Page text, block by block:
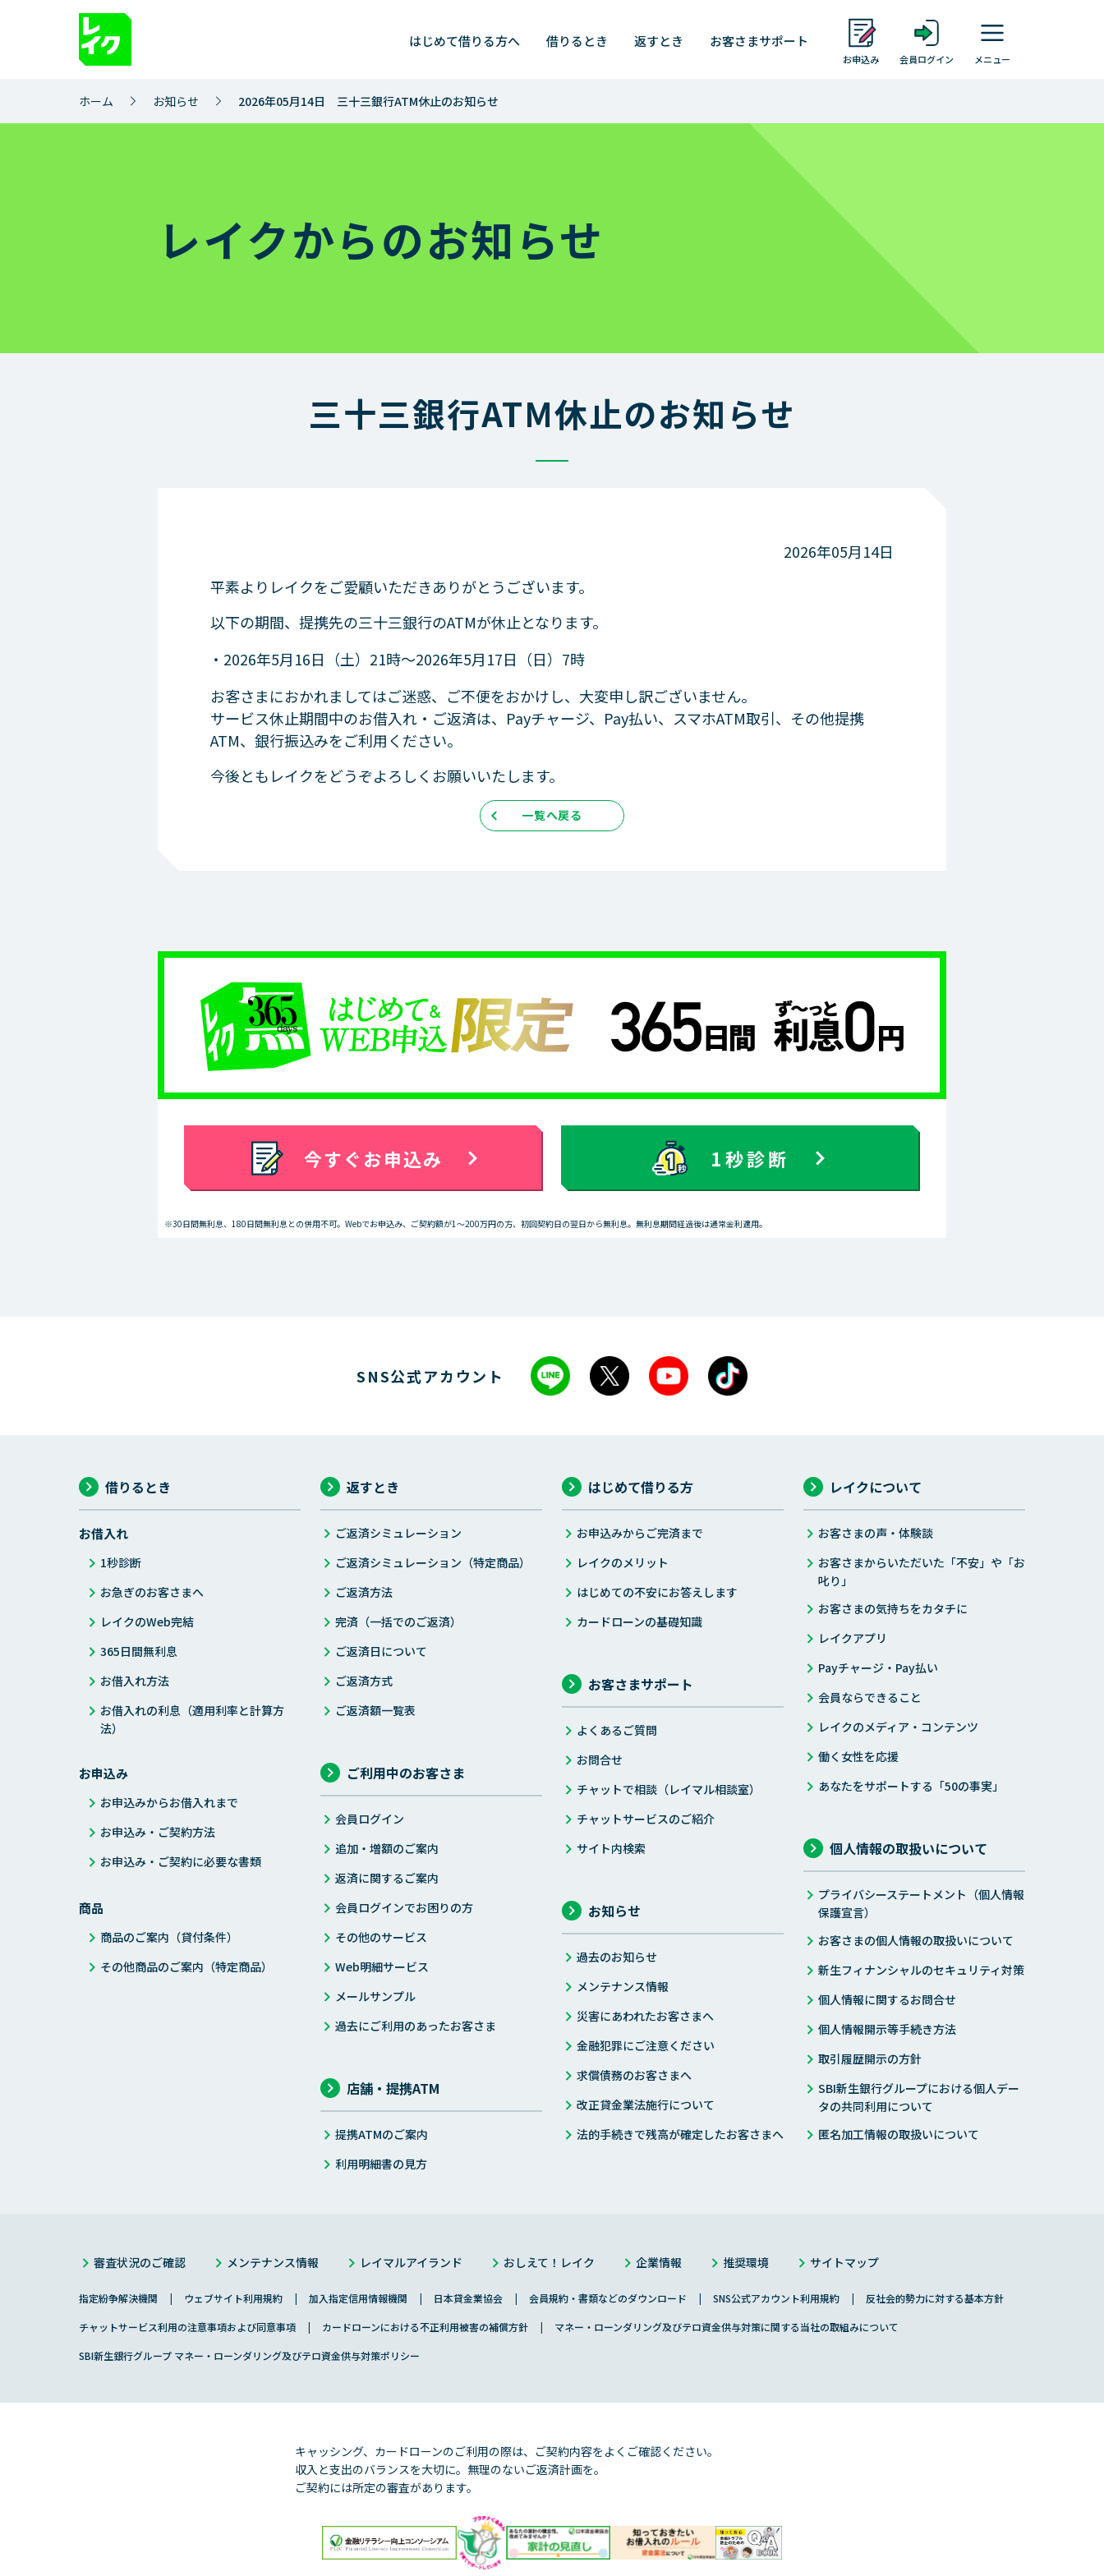
はじめて借りる方へ 借りるとき 返すとき お客さまサポート
お申込み 会員ログイン メニュー
サイト内を検索 検索
借りるとき
お急ぎのお客さまへ
レイクのWeb完結
お借入れの利息（適用利率と計算方
商品のご案内（貸付条件）
返すとき
ご返済方法
完済（一括でのご返済）
ご返済額一覧表
ご利用中のお客さま
その他のサービス
過去にご利用のあったお客さま
店舗・提携ATM
提携ATMのご案内
はじめて借りる方
はじめての不安にお答えします
カードローンの基礎知識
お問合せ
チャットで相談（レイマル相談室）
過去のお知らせ
メンテナンス情報
災害にあわれたお客さまへ
金融犯罪にご注意ください
求償債務のお客さまへ
レイクについて
お客さまからいただいた「不安」や「お
叱り」
お客さまの気持ちをカタチに
Payチャージ・Pay払い
保護宣言）
SBI新生銀行グループにおける個人デー
今すぐ お申込み 1秒診断 お申込み中のお客さま：
ホーム お知らせ 2026年05月14日 三十三銀行ATM休止のお知らせ
レイクからのお知らせ
三十三銀行ATM休止のお知らせ
2026年05月14日
平素よりレイクをご愛顧いただきありがとうございます。
以下の期間、提携先の三十三銀行のATMが休止となります。
2026年5月16日（土）21時～2026年5月17日（日）7時
お客さまにおかれましてはご迷惑、ご不便をおかけし、大変申し訳ございません。
サービス休止期間中のお借入れ・ご返済は、Payチャージ、Pay払い、スマホATM取引、その他提携
ATM、銀行振込みをご利用ください。
今後ともレイクをどうぞよろしくお願いいたします。
一覧へ戻る
今すぐお申込み 1秒診断
※30日間無利息、180日間無利息との併用不可。Webでお申込み、ご契約額が1～200万円の方、初回契約日の翌日から無利息。無利息期間経過後は通常金利適用。
SNS公式アカウント
借りるとき
お借入れ
1秒診断
お急ぎのお客さまへ
レイクのWeb完結
365日間無利息
お借入れ方法
お借入れの利息（適用利率と計算方
法）
お申込み
お申込みからお借入れまで
お申込み・ご契約方法
お申込み・ご契約に必要な書類
商品
商品のご案内（貸付条件）
その他商品のご案内（特定商品）
返すとき
ご返済シミュレーション
ご返済シミュレーション（特定商品）
ご返済方法
完済（一括でのご返済）
ご返済日について
ご返済方式
ご返済額一覧表
ご利用中のお客さま
会員ログイン
追加・増額のご案内
返済に関するご案内
会員ログインでお困りの方
その他のサービス
Web明細サービス
メールサンプル
過去にご利用のあったお客さま
店舗・提携ATM
提携ATMのご案内
利用明細書の見方
はじめて借りる方
お申込みからご完済まで
レイクのメリット
はじめての不安にお答えします
カードローンの基礎知識
お客さまサポート
よくあるご質問
お問合せ
チャットで相談（レイマル相談室）
チャットサービスのご紹介
サイト内検索
お知らせ
過去のお知らせ
メンテナンス情報
災害にあわれたお客さまへ
金融犯罪にご注意ください
求償債務のお客さまへ
改正貸金業法施行について
法的手続きで残高が確定したお客さまへ
レイクについて
お客さまの声・体験談
お客さまからいただいた「不安」や「お
叱り」
お客さまの気持ちをカタチに
レイクアプリ
Payチャージ・Pay払い
会員ならできること
レイクのメディア・コンテンツ
働く女性を応援
あなたをサポートする「50の事実」
個人情報の取扱いについて
プライバシーステートメント（個人情報
保護宣言）
お客さまの個人情報の取扱いについて
新生フィナンシャルのセキュリティ対策
個人情報に関するお問合せ
個人情報開示等手続き方法
取引履歴開示の方針
SBI新生銀行グループにおける個人デー
タの共同利用について
匿名加工情報の取扱いについて
審査状況のご確認 メンテナンス情報 レイマルアイランド おしえて！レイク 企業情報 推奨環境 サイトマップ
指定紛争解決機関 ウェブサイト利用規約 加入指定信用情報機関 日本貸金業協会 会員規約・書類などのダウンロード SNS公式アカウント利用規約 反社会的勢力に対する基本方針
チャットサービス利用の注意事項および同意事項 カードローンにおける不正利用被害の補償方針 マネー・ローンダリング及びテロ資金供与対策に関する当社の取組みについて
SBI新生銀行グループ マネー・ローンダリング及びテロ資金供与対策ポリシー
キャッシング、カードローンのご利用の際は、ご契約内容をよくご確認ください。
収入と支出のバランスを大切に。無理のないご返済計画を。
ご契約には所定の審査があります。